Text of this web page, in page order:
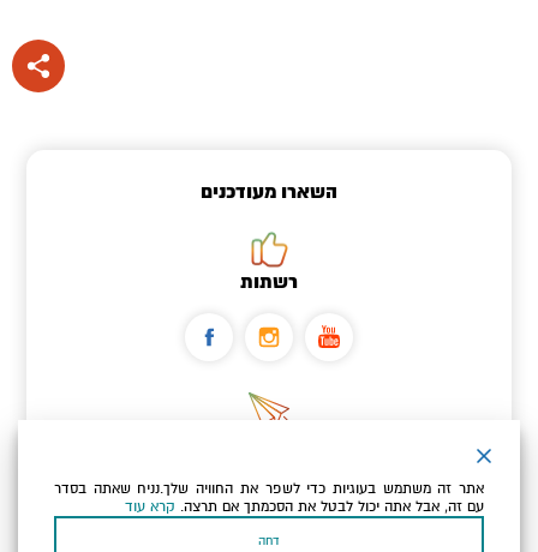
השארו מעודכנים
רשתות
כתובת הדוא"ל שלך
אתר זה משתמש בעוגיות כדי לשפר את החוויה שלך.נניח שאתה בסדר
עם זה, אבל אתה יכול לבטל את הסכמתך אם תרצה. קרא עוד
דחה